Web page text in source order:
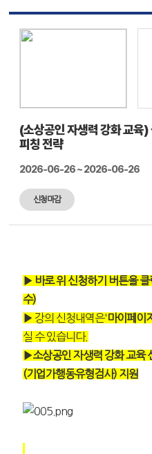
(소상공인 자생력 강화 교육
피칭 전략
2026-06-26 ~ 2026-06-26
신청마감
▶ 바로 위 신청하기 버튼을
수)
▶ 강의 신청내역은'마이페이
실 수 있습니다.
▶소상공인 자생력 강화 교육
(기업가행동유형검사) 지원